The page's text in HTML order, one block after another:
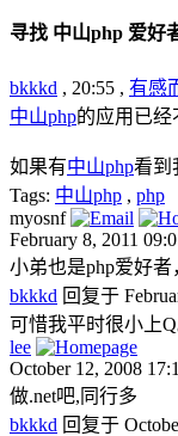
寻找 中山php 爱好
bkkkd , 20:55 , 有感
中山php的应用已经
如果有中山php看到
Tags: 中山php , php
myosnf
February 8, 2011
小弟也是php爱好
bkkkd 回复于
可惜我平时很小上Q
lee
October 12, 2008
做.net吧,同行多
bkkkd 回复于